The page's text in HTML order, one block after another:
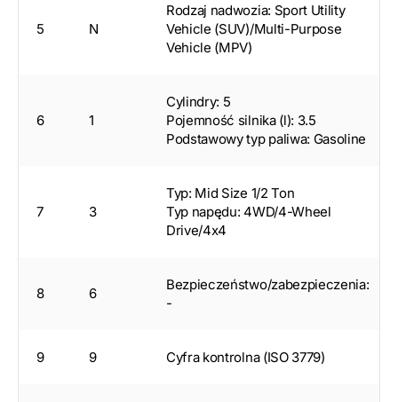
5 N
Rodzaj nadwozia: Sport Utility
Vehicle (SUV)/Multi-Purpose
Vehicle (MPV)
6 1
Cylindry: 5
Pojemność silnika (l): 3.5
Podstawowy typ paliwa: Gasoline
7 3
Typ: Mid Size 1/2 Ton
Typ napędu: 4WD/4-Wheel
Drive/4x4
8 6
Bezpieczeństwo/zabezpieczenia:
-
9 9 Cyfra kontrolna (ISO 3779)